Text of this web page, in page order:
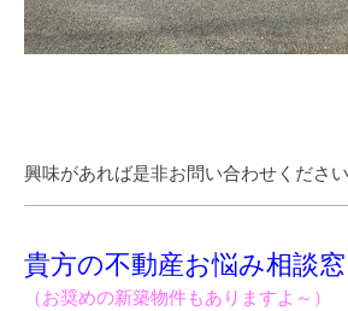
興味があれば是非お問い合わせください
貴方の不動産お悩み相談窓
（お奨めの新築物件もありますよ～）